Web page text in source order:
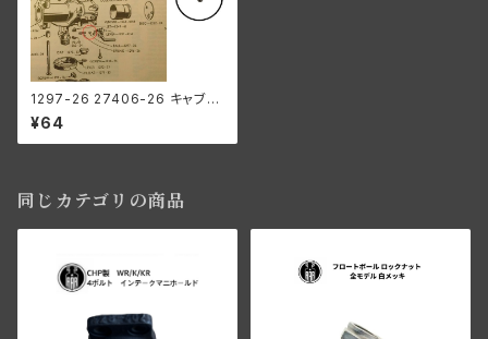
1297-26 27406-26 キャブレ
ーター フリクションボール リン
カート キャブ ハーレー
¥64
同じカテゴリの商品